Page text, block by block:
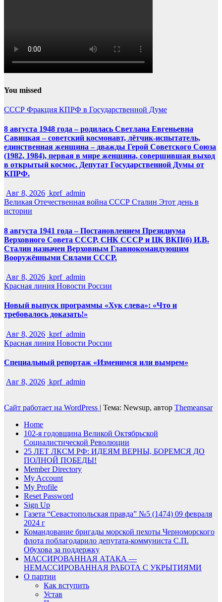
You missed
СССР Фракция КПРФ в Государственной Думе
8 августа 1948 года – родилась Светлана Евгеньевна
Савицкая – советский космонавт, лётчик-испытатель,
единственная женщина – дважды Герой Советского Союза
(1982, 1984), первая в мире женщина, совершившая выход
в открытый космос. Депутат Государственной Думы от
КПРФ.
Авг 8, 2026 kprf_admin
Великая Отечественная война СССР Сталин Этот день в
истории
8 августа 1941 года – Постановлением Президиума
Верховного Совета СССР, СНК СССР и ЦК ВКП(б) И.В.
Сталин назначен Верховным Главнокомандующим
Вооружёнными Силами СССР.
Авг 8, 2026 kprf_admin
Красная линия Новости России
Новый выпуск программы «Хук слева»: «Что и
требовалось доказать!»
Авг 8, 2026 kprf_admin
Красная линия Новости России
Специальный репортаж «Изменимся или вымрем»
Авг 8, 2026 kprf_admin
Сайт работает на WordPress | Тема: Newsup, автор Themeansar
Home
102-я годовщина Великой Октябрьской
Социалистической Революции
25 ЛЕТ ЛКСМ РФ: ИДЕЯМ ВЕРНЫ, БОРЕМСЯ ДО
ПОЛНОЙ ПОБЕДЫ!
Member Directory
My Account
My Profile
Reset Password
Sign Up
Газета “Севастопольская правда” №5 (1474) 09 февраля
2024 г
Командование бригады морской пехоты Черноморского
флота поблагодарило депутата-коммуниста С.П.
Обухова за поддержку
МАССИРОВАННАЯ АТАКА —
НЕМАССИРОВАННАЯ РАБОТА С УКРЫТИЯМИ
О партии
Как вступить
Устав